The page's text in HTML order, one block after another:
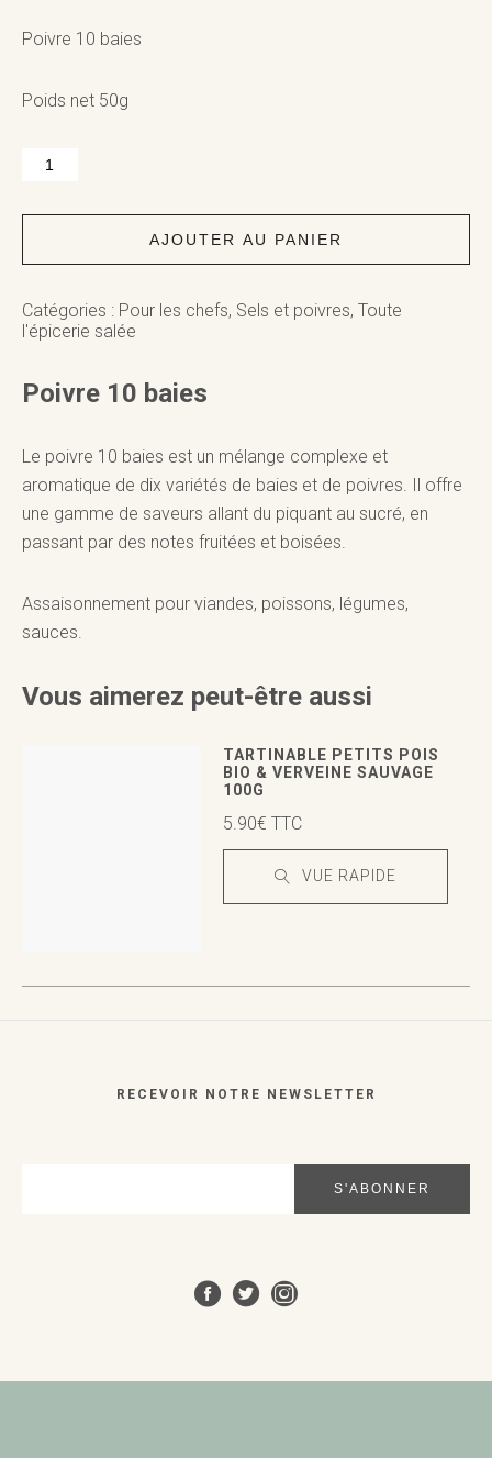
Poivre 10 baies
Poids net 50g
quantité
10
AJOUTER AU PANIER
Catégories : Pour les chefs, Sels et poivres, Toute
l'épicerie salée
Poivre 10 baies
Le poivre 10 baies est un mélange complexe et
aromatique de dix variétés de baies et de poivres. Il offre
une gamme de saveurs allant du piquant au sucré, en
passant par des notes fruitées et boisées.
Assaisonnement pour viandes, poissons, légumes,
sauces.
Vous aimerez peut-être aussi
TARTINABLE PETITS POIS
BIO & VERVEINE SAUVAGE
100G
5.90€ TTC
VUE RAPIDE
RECEVOIR NOTRE NEWSLETTER